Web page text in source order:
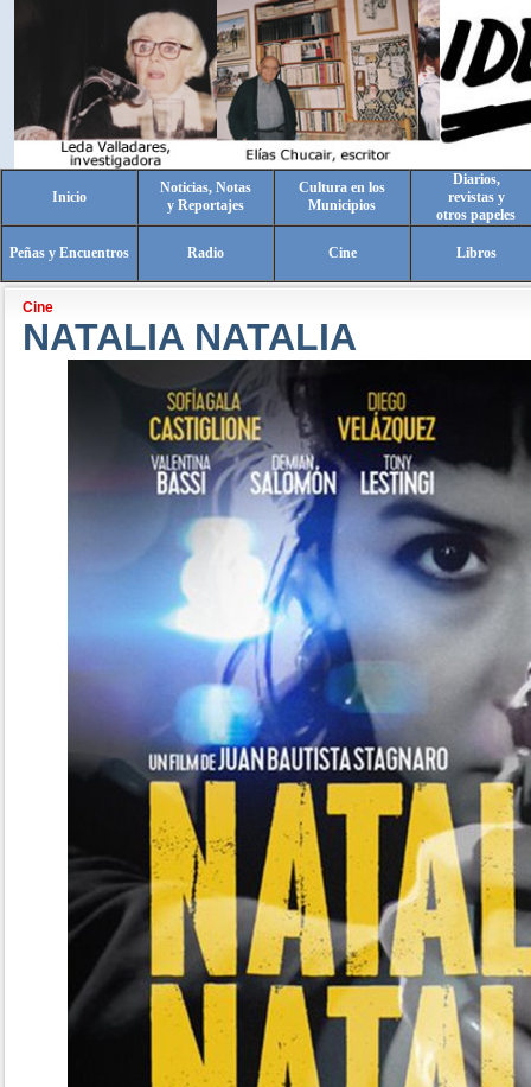
Inicio
Noticias, Notas
y Reportajes
Cultura en los
Municipios
Diarios,
revistas y
otros papeles
Peñas y Encuentros Radio Cine Libros
Cine
NATALIA NATALIA